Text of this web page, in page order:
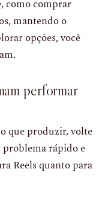
como comprar
mantendo o
opções, você
performar
que produzir, volte
rápido e
Reels quanto para